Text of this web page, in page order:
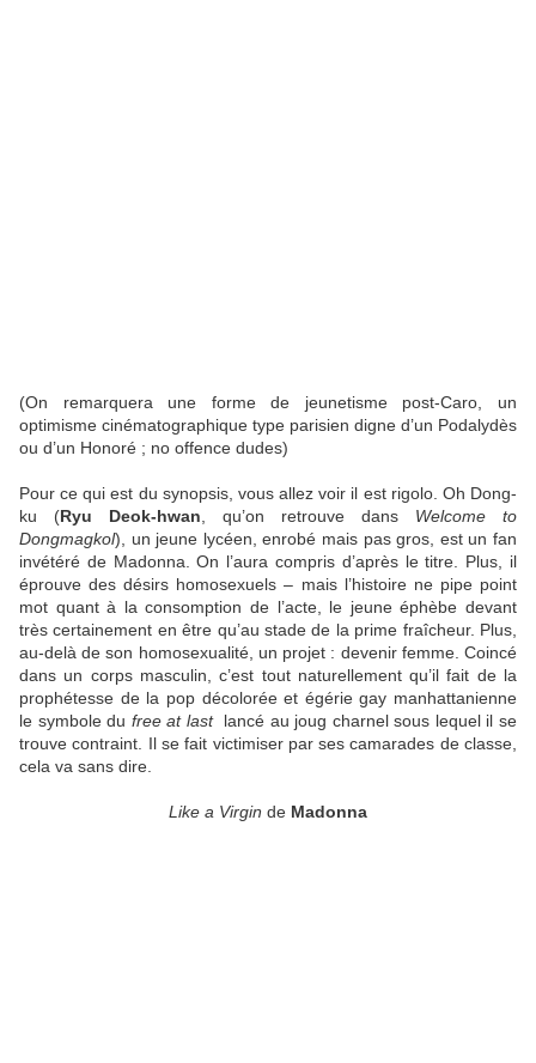
(On remarquera une forme de jeunetisme post-Caro, un
optimisme cinématographique type parisien digne d’un Podalydès
ou d’un Honoré ; no offence dudes)
Pour ce qui est du synopsis, vous allez voir il est rigolo. Oh Dong-
ku (Ryu Deok-hwan , qu’on retrouve dans Welcome to
Dongmagkol), un jeune lycéen, enrobé mais pas gros, est un fan
invétéré de Madonna. On l’aura compris d’après le titre. Plus, il
éprouve des désirs homosexuels – mais l’histoire ne pipe point
mot quant à la consomption de l’acte, le jeune éphèbe devant
très certainement en être qu’au stade de la prime fraîcheur. Plus,
au-delà de son homosexualité, un projet : devenir femme. Coincé
dans un corps masculin, c’est tout naturellement qu’il fait de la
prophétesse de la pop décolorée et égérie gay manhattanienne
le symbole du free at last
lancé au joug charnel sous lequel il se
trouve contraint. Il se fait victimiser par ses camarades de classe,
cela va sans dire.
Like a Virgin de Madonna